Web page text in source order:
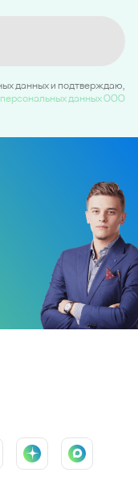
данных и подтверждаю,
данных ООО